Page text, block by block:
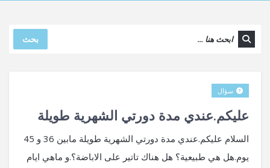
بحث
عليكم.عندي مدة دورتي الشهرية طويلة
سؤال
السلام عليكم.عندي مدة دورتي الشهرية طويلة مابين 36 و 45
يوم.هل هي طبيعية؟ هل هناك تاتير على الاباضة؟.و ماهي ايام